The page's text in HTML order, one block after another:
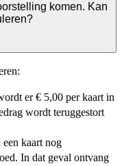
komen. Kan
er € 5,00 per kaart in
wordt teruggestort
kaart nog
In dat geval ontvang